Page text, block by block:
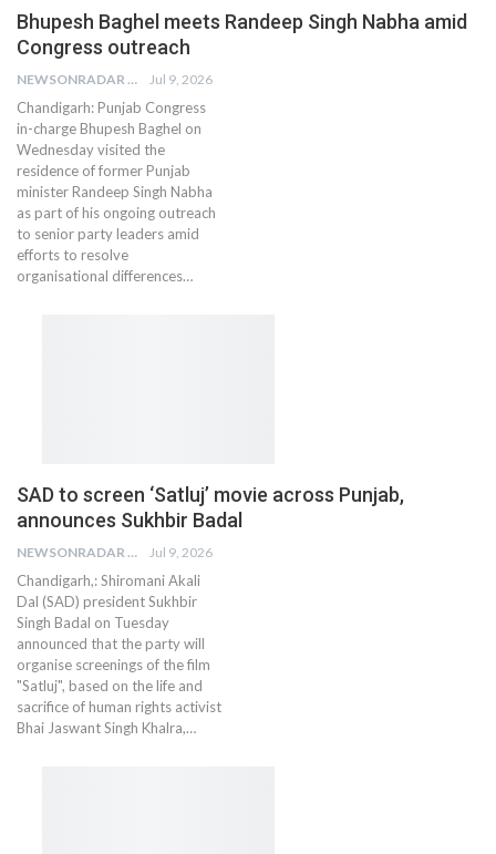
Bhupesh Baghel meets Randeep Singh Nabha amid
Congress outreach
NEWSONRADAR BUREAU Jul 9, 2026
Chandigarh: Punjab Congress
in-charge Bhupesh Baghel on
Wednesday visited the
residence of former Punjab
minister Randeep Singh Nabha
as part of his ongoing outreach
to senior party leaders amid
efforts to resolve
organisational differences…
SAD to screen ‘Satluj’ movie across Punjab,
announces Sukhbir Badal
NEWSONRADAR BUREAU Jul 9, 2026
Chandigarh,: Shiromani Akali
Dal (SAD) president Sukhbir
Singh Badal on Tuesday
announced that the party will
organise screenings of the film
"Satluj", based on the life and
sacrifice of human rights activist
Bhai Jaswant Singh Khalra,…